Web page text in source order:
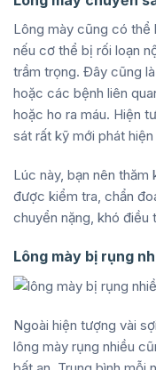
Lông mày cũng có thể
nếu cơ thể bị rối loạn
trầm trọng. Đây cũng
hoặc các bệnh liên
hoặc ho ra máu. Hiện
sát rất kỹ mới phát hiện
Lúc này, bạn nên
được kiểm tra, chẩn
chuyển nặng, khó điều
Lông mày bị rụng
Ngoài hiện tượng vài
lông mày rụng nhiều